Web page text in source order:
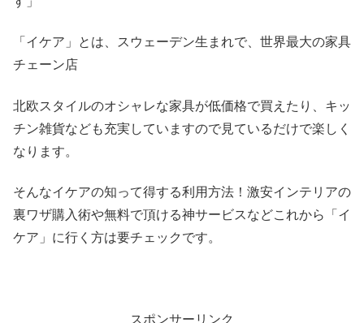
「イケア」とは、スウェーデン生まれで、世界最大の家具
チェーン店
北欧スタイルのオシャレな家具が低価格で買えたり、キッ
チン雑貨なども充実していますので見ているだけで楽しく
なります。
そんなイケアの知って得する利用方法！激安インテリアの
裏ワザ購入術や無料で頂ける神サービスなどこれから「イ
ケア」に行く方は要チェックです。
スポンサーリンク